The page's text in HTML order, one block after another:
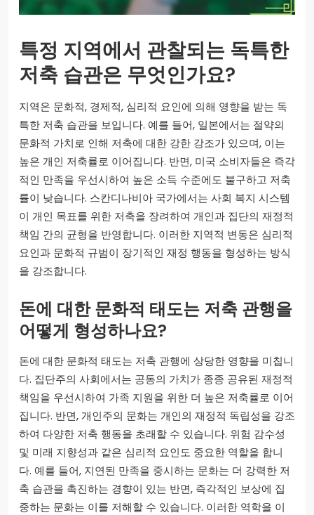
특정 지역에서 관찰되는 독특한
저축 습관은 무엇인가요?
지역은 문화적, 경제적, 심리적 요인에 의해 영향을 받는 독
특한 저축 습관을 보입니다. 예를 들어, 일본에서는 절약의
문화적 가치로 인해 저축에 대한 강한 강조가 있으며, 이는
높은 개인 저축률로 이어집니다. 반면, 미국 소비자들은 즉각
적인 만족을 우선시하여 높은 소득 수준에도 불구하고 저축
률이 낮습니다. 스칸디나비아 국가에서는 사회 복지 시스템
이 개인 목표를 위한 저축을 장려하여 개인과 집단의 재정적
책임 간의 균형을 반영합니다. 이러한 지역적 변동은 심리적
요인과 문화적 규범이 장기적인 재정 행동을 형성하는 방식
을 강조합니다.
돈에 대한 문화적 태도는 저축 관행을
어떻게 형성하나요?
돈에 대한 문화적 태도는 저축 관행에 상당한 영향을 미칩니
다. 집단주의 사회에서는 공동의 가치가 종종 공유된 재정적
책임을 우선시하여 가족 지원을 위한 더 높은 저축률로 이어
집니다. 반면, 개인주의 문화는 개인의 재정적 독립성을 강조
하여 다양한 저축 행동을 초래할 수 있습니다. 위험 감수성
및 미래 지향성과 같은 심리적 요인도 중요한 역할을 합니
다. 예를 들어, 지연된 만족을 중시하는 문화는 더 강력한 저
축 습관을 촉진하는 경향이 있는 반면, 즉각적인 보상에 집
중하는 문화는 이를 저해할 수 있습니다. 이러한 역학을 이